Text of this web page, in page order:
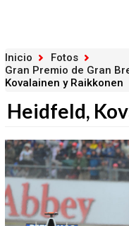
Inicio
Fotos
Gran Premio de Gran
Kovalainen y Raikkonen
Heidfeld,